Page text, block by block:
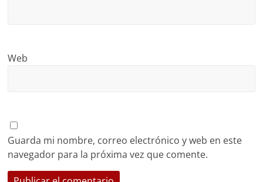
Web
Guarda mi nombre, correo electrónico y web en este
navegador para la próxima vez que comente.